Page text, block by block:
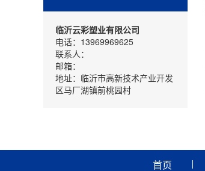
临沂云彩塑业有限公司
电话：13969969625
联系人：
邮箱：
地址：临沂市高新技术产业开发
区马厂湖镇前桃园村
首页